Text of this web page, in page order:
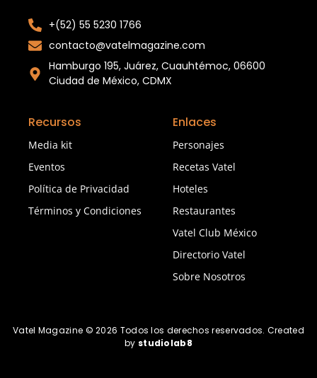
+(52) 55 5230 1766
contacto@vatelmagazine.com
Hamburgo 195, Juárez, Cuauhtémoc, 06600
Ciudad de México, CDMX
Recursos
Media kit
Eventos
Política de Privacidad
Términos y Condiciones
Enlaces
Personajes
Recetas Vatel
Hoteles
Restaurantes
Vatel Club México
Directorio Vatel
Sobre Nosotros
Vatel Magazine © 2026 Todos los derechos reservados. Created
by studiolab8